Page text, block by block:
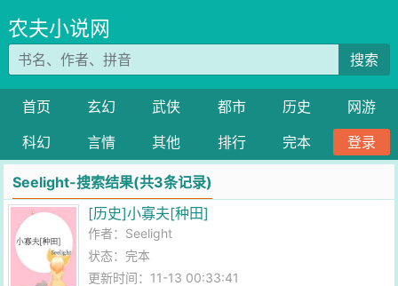
农夫小说网
搜索
首页 玄幻 武侠 都市 历史
网游
科幻
言情 其他 排行 完本 登录
Seelight-搜索结果(共3条记录)
[历史]小寡夫[种田]
作者： Seelight
状态：完本
更新时间：11-13 00:33:41